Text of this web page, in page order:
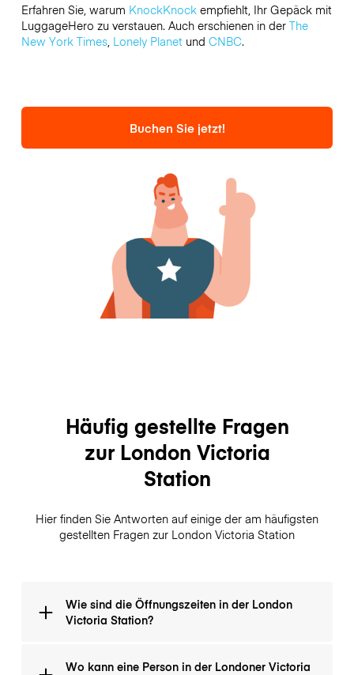
Erfahren Sie, warum KnockKnockempfiehlt, Ihr Gepäck mit
LuggageHero zu verstauen. Auch erschienen in der The
New York Times, Lonely Planetund CNBC.
Buchen Sie jetzt!
Häufig gestellte Fragen
zur London Victoria
Station
Hier finden Sie Antworten auf einige der am häufigsten
gestellten Fragen zur London Victoria Station
Wie sind die Öffnungszeiten in der London
Victoria Station?
Die Station ist montags bis sonntags rund um die Uhr
Wo kann eine Person in der Londoner Victoria